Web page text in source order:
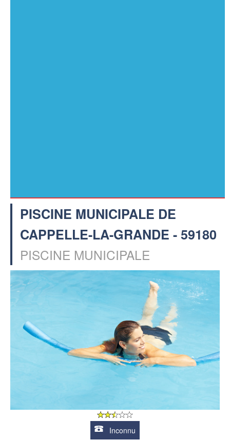
PISCINE MUNICIPALE DE
CAPPELLE-LA-GRANDE - 59180
PISCINE MUNICIPALE
Inconnu